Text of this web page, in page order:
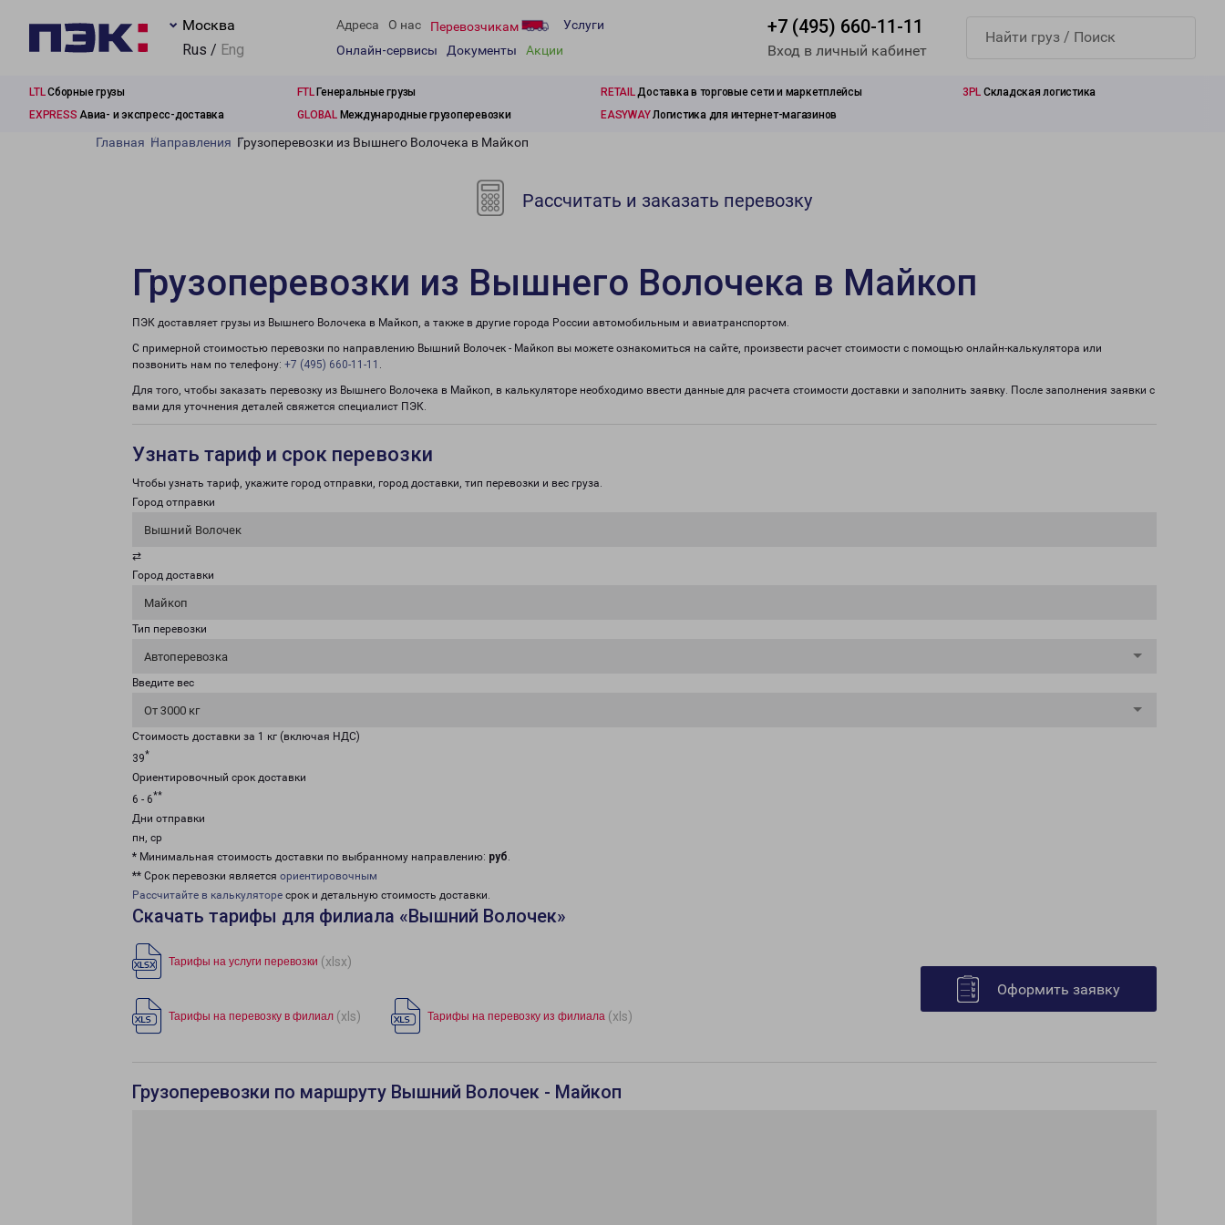
Москва
Rus / Eng
Адреса О нас Перевозчикам
Услуги
Онлайн-сервисы
Документы Акции
+7 (495) 660-11-11
Вход в личный кабинет
LTLСборные грузы FTLГенеральные грузы RETAILДоставка в торговые сети и маркетплейсы 3PL Складская логистика
EXPRESS Авиа- и экспресс-доставка GLOBALМеждународные грузоперевозки EASYWAYЛогистика для интернет-магазинов
Главная Направления Грузоперевозки из Вышнего Волочека в Майкоп
Рассчитать и заказать перевозку
Грузоперевозки из Вышнего Волочека в Майкоп
ПЭК доставляет грузы из Вышнего Волочека в Майкоп, а также в другие города России автомобильным и авиатранспортом.
С примерной стоимостью перевозки по направлению Вышний Волочек - Майкоп вы можете ознакомиться на сайте, произвести расчет стоимости с помощью онлайн-калькулятора или
позвонить нам по телефону: +7 (495) 660-11-11 .
Для того, чтобы заказать перевозку из Вышнего Волочека в Майкоп, в калькуляторе необходимо ввести данные для расчета стоимости доставки и заполнить заявку. После заполнения заявки с
вами для уточнения деталей свяжется специалист ПЭК.
Узнать тариф и срок перевозки
Чтобы узнать тариф, укажите город отправки, город доставки, тип перевозки и вес груза.
Город отправки
Вышний Волочек
⇄
Город доставки
Майкоп
Тип перевозки
Автоперевозка
Введите вес
От 3000 кг
Стоимость доставки за 1 кг (включая НДС)
39*
Ориентировочный срок доставки
6 - 6**
Дни отправки
пн, ср
* Минимальная стоимость доставки по выбранному направлению: руб.
** Срок перевозки является ориентировочным
Рассчитайте в калькуляторе срок и детальную стоимость доставки.
Скачать тарифы для филиала «Вышний Волочек»
Тарифы на услуги перевозки (xlsx)
Тарифы на перевозку в филиал (xls) Тарифы на перевозку из филиала (xls)
Оформить заявку
Грузоперевозки по маршруту Вышний Волочек - Майкоп